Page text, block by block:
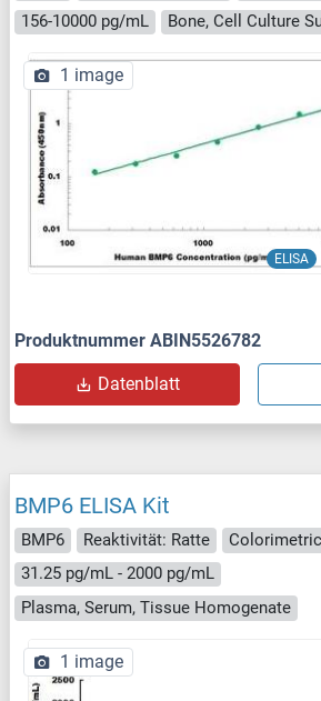
156-10000 pg/mL
Bone, Cell Culture
ELISA
1 image
Produktnummer ABIN5526782
Datenblatt
BMP6 ELISA Kit
BMP6 Reaktivität: Ratte Colorimetric
31.25 pg/mL - 2000 pg/mL
Plasma, Serum, Tissue Homogenate
1 image